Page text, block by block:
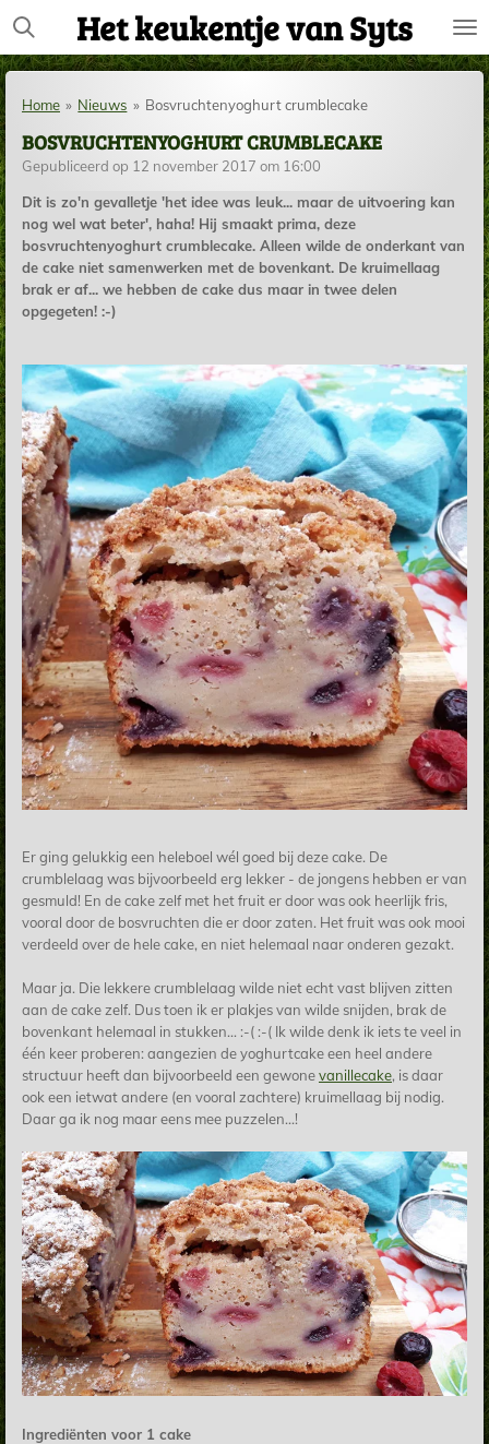
Ga
direct
naar
hoofdinhoud
Het keukentje van Syts
Home » Nieuws » Bosvruchtenyoghurt crumblecake
BOSVRUCHTENYOGHURT CRUMBLECAKE
Gepubliceerd op 12 november 2017 om 16:00
Dit is zo'n gevalletje 'het idee was leuk... maar de uitvoering kan
nog wel wat beter', haha! Hij smaakt prima, deze
bosvruchtenyoghurt crumblecake. Alleen wilde de onderkant van
de cake niet samenwerken met de bovenkant. De kruimellaag
brak er af... we hebben de cake dus maar in twee delen
opgegeten! :-)
Er ging gelukkig een heleboel wél goed bij deze cake. De
crumblelaag was bijvoorbeeld erg lekker - de jongens hebben er van
gesmuld! En de cake zelf met het fruit er door was ook heerlijk fris,
vooral door de bosvruchten die er door zaten. Het fruit was ook mooi
verdeeld over de hele cake, en niet helemaal naar onderen gezakt.
Maar ja. Die lekkere crumblelaag wilde niet echt vast blijven zitten
aan de cake zelf. Dus toen ik er plakjes van wilde snijden, brak de
bovenkant helemaal in stukken... :-( :-( Ik wilde denk ik iets te veel in
één keer proberen: aangezien de yoghurtcake een heel andere
structuur heeft dan bijvoorbeeld een gewonevanillecake, is daar
ook een ietwat andere (en vooral zachtere) kruimellaag bij nodig.
Daar ga ik nog maar eens mee puzzelen...!
Ingrediënten voor 1 cake